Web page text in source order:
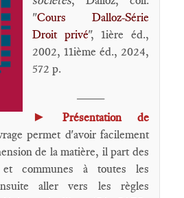
"Cours Dalloz-Série
Droit privé", 1ière éd.,
2002, 11ième éd., 2024,
572 p.
►
Présentation de
permet d'avoir facilement
de la matière, il part des
et communes à toutes les
aller vers les règles